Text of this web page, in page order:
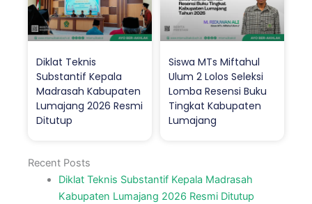
Diklat Teknis
Substantif Kepala
Madrasah Kabupaten
Lumajang 2026 Resmi
Ditutup
Siswa MTs Miftahul
Ulum 2 Lolos Seleksi
Lomba Resensi Buku
Tingkat Kabupaten
Lumajang
Recent Posts
Diklat Teknis Substantif Kepala Madrasah
Kabupaten Lumajang 2026 Resmi Ditutup